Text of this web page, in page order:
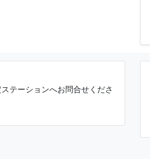
テーションへお問合せくださ